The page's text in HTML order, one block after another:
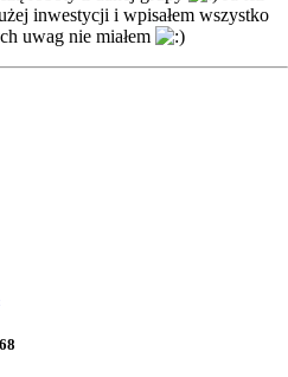
inwestycji i wpisałem wszystko
uwag nie miałem